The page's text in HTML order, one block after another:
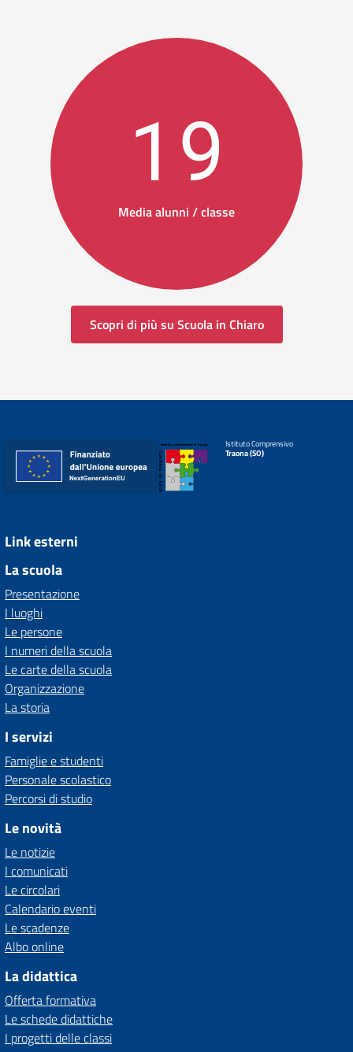
19
Media alunni / classe
Scopri di più su Scuola in Chiaro
Istituto Comprensivo
Traona (SO)
Link esterni
La scuola
Presentazione
I luoghi
Le persone
I numeri della scuola
Le carte della scuola
Organizzazione
La storia
I servizi
Famiglie e studenti
Personale scolastico
Percorsi di studio
Le novità
Le notizie
I comunicati
Le circolari
Calendario eventi
Le scadenze
Albo online
La didattica
Offerta formativa
Le schede didattiche
I progetti delle classi